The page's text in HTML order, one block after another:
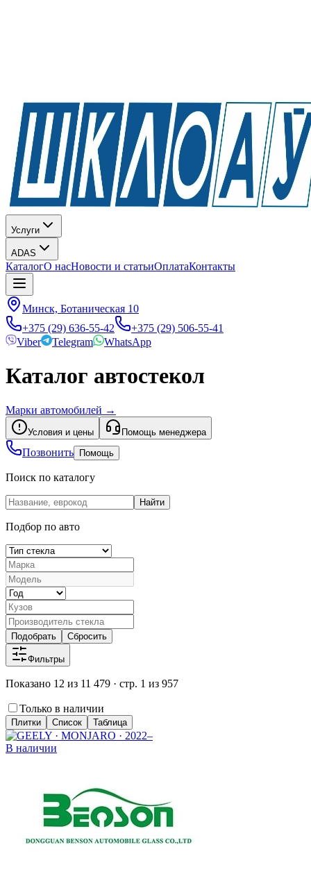
Услуги
ADAS
КаталогО насНовости и статьиОплатаКонтакты
Минск, Ботаническая 10
+375 (29) 636-55-42
+375 (29) 506-55-41
Viber
Telegram WhatsApp
Каталог автостекол
Марки автомобилей →
Условия и цены Помощь менеджера
Позвонить Помощь
Поиск по каталогу
Найти
Подбор по авто
Подобрать Сбросить
Фильтры
Показано 12 из 11 479 · стр. 1 из 957
Только в наличии
Плитки Список Таблица
В наличии